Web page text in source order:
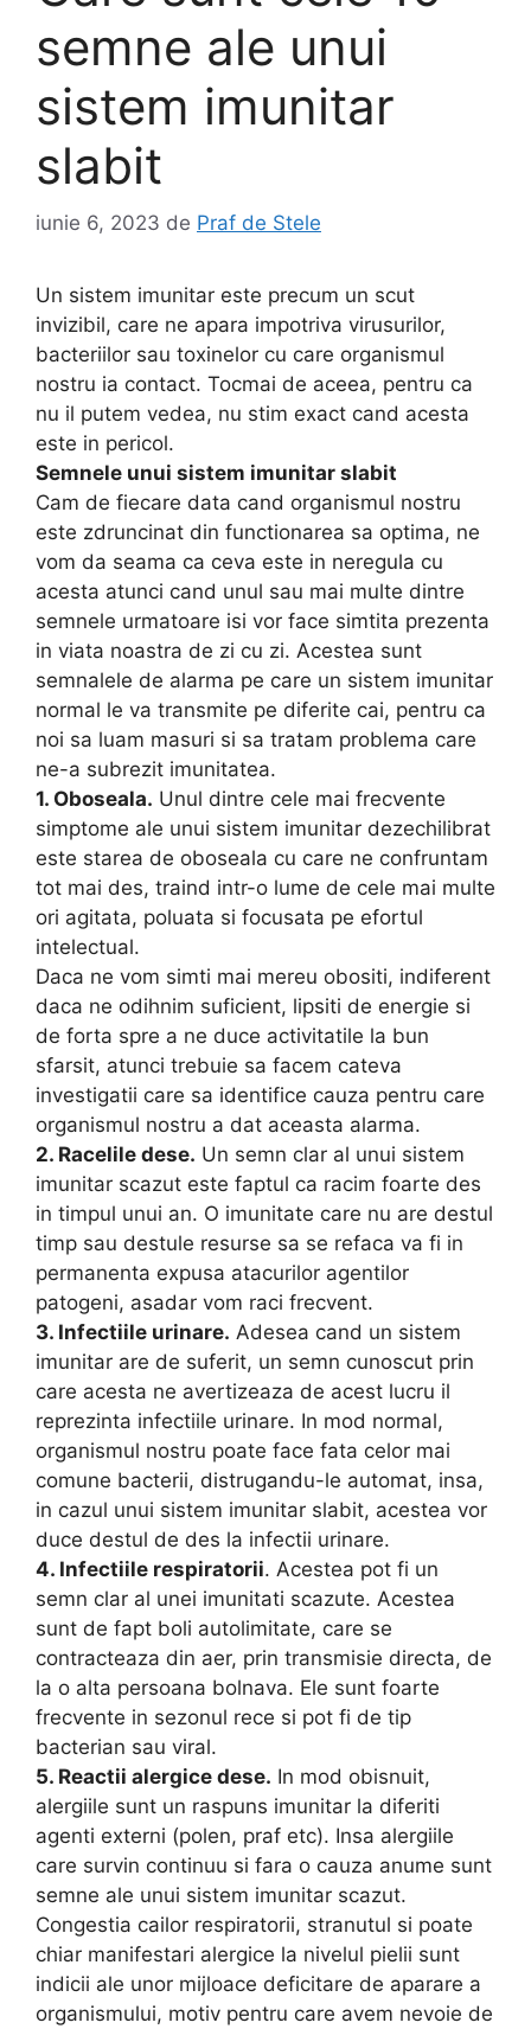
semne ale unui
sistem imunitar
slabit
iunie 6, 2023 de Praf de Stele
Un sistem imunitar este precum un scut
invizibil, care ne apara impotriva virusurilor,
bacteriilor sau toxinelor cu care organismul
nostru ia contact. Tocmai de aceea, pentru ca
nu il putem vedea, nu stim exact cand acesta
este in pericol.
Semnele unui sistem imunitar slabit
Cam de fiecare data cand organismul nostru
este zdruncinat din functionarea sa optima, ne
vom da seama ca ceva este in neregula cu
acesta atunci cand unul sau mai multe dintre
semnele urmatoare isi vor face simtita prezenta
in viata noastra de zi cu zi. Acestea sunt
semnalele de alarma pe care un sistem imunitar
normal le va transmite pe diferite cai, pentru ca
noi sa luam masuri si sa tratam problema care
ne-a subrezit imunitatea.
1. Oboseala. Unul dintre cele mai frecvente
simptome ale unui sistem imunitar dezechilibrat
este starea de oboseala cu care ne confruntam
tot mai des, traind intr-o lume de cele mai multe
ori agitata, poluata si focusata pe efortul
intelectual.
Daca ne vom simti mai mereu obositi, indiferent
daca ne odihnim suficient, lipsiti de energie si
de forta spre a ne duce activitatile la bun
sfarsit, atunci trebuie sa facem cateva
investigatii care sa identifice cauza pentru care
organismul nostru a dat aceasta alarma.
2. Racelile dese. Un semn clar al unui sistem
imunitar scazut este faptul ca racim foarte des
in timpul unui an. O imunitate care nu are destul
timp sau destule resurse sa se refaca va fi in
permanenta expusa atacurilor agentilor
patogeni, asadar vom raci frecvent.
3. Infectiile urinare. Adesea cand un sistem
imunitar are de suferit, un semn cunoscut prin
care acesta ne avertizeaza de acest lucru il
reprezinta infectiile urinare. In mod normal,
organismul nostru poate face fata celor mai
comune bacterii, distrugandu-le automat, insa,
in cazul unui sistem imunitar slabit, acestea vor
duce destul de des la infectii urinare.
4. Infectiile respiratorii. Acestea pot fi un
semn clar al unei imunitati scazute. Acestea
sunt de fapt boli autolimitate, care se
contracteaza din aer, prin transmisie directa, de
la o alta persoana bolnava. Ele sunt foarte
frecvente in sezonul rece si pot fi de tip
bacterian sau viral.
5. Reactii alergice dese. In mod obisnuit,
alergiile sunt un raspuns imunitar la diferiti
agenti externi (polen, praf etc). Insa alergiile
care survin continuu si fara o cauza anume sunt
semne ale unui sistem imunitar scazut.
Congestia cailor respiratorii, stranutul si poate
chiar manifestari alergice la nivelul pielii sunt
indicii ale unor mijloace deficitare de aparare a
organismului, motiv pentru care avem nevoie de